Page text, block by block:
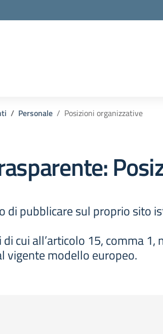
Personale Posizioni organizzative
di pubblicare sul proprio sito
cui all’articolo 15, comma
vigente modello europeo.